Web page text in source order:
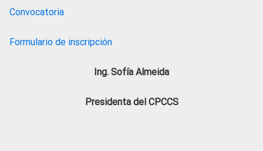
Convocatoria
Formulario de inscripción
Ing. Sofía Almeida
Presidenta del CPCCS